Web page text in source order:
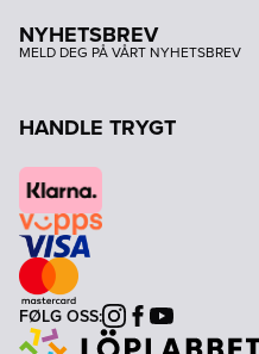
NYHETSBREV
MELD DEG PÅ VÅRT NYHETSBREV
HANDLE TRYGT
FØLG OSS:Instagram
Facebook
Youtube